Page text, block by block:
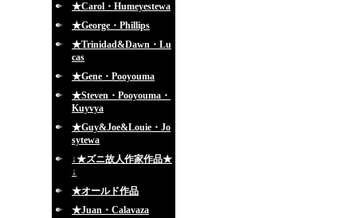
★Carol・Humeyestewa
★George・Phillips
★Trinidad&Dawn・Lu
cas
★Gene・Pooyouma
★Steven・Pooyouma・
Kuyvya
★Guy&Joe&Louie・Jo
sytewa
↓★ズニ故人作家作品★
↓
★オールド作品
★Juan・Calavaza